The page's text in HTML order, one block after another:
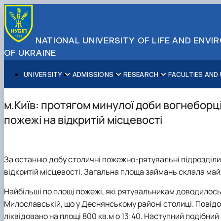
NATIONAL UNIVERSITY OF LIFE AND
OF UKRAINE
UNIVERSITY
About NUBiP
Campus & Facilities
Distinguished Community
ADMISSIONS
Academic Programs
International Student Support
About Ukraine and Kyiv
RESEARCH
Research Excellence
Projects
Publications & Journals
Science for Business
FACULTIES AND
Educational and Research Institutes
Educational & Research Farms
Research Institutes
Partnerships
Erasmus+ Mobility
International Relations Office
Faculties and Units
Press Service
м.Київ: протягом минулої доби вогнеборці
пожежі на відкритій місцевості
За останню добу столичні пожежно-рятувальні
відкритій місцевості. Загальна площа займань склала
Найбільші по площі пожежі, які рятувальникам
Милославській, що у Деснянському районі столиці.
ліквідовано на площі 800 кв.м о 13:40. Наступний